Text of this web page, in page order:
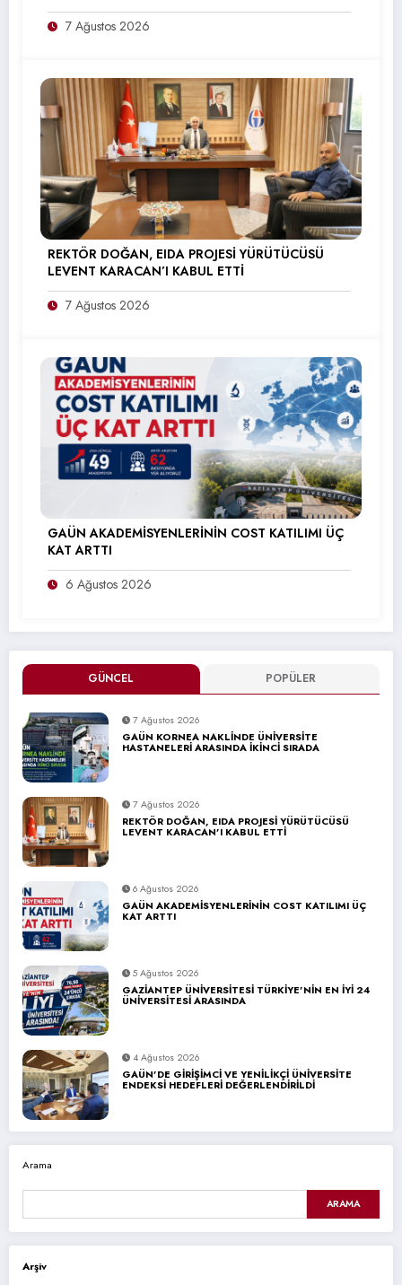
GÜNCEL POPÜLER
7 Ağustos 2026
GAÜN KORNEA NAKLİNDE ÜNİVERSİTE
HASTANELERİ ARASINDA İKİNCİ SIRADA
7 Ağustos 2026
REKTÖR DOĞAN, EIDA PROJESİ YÜRÜTÜCÜSÜ
LEVENT KARACAN’I KABUL ETTİ
6 Ağustos 2026
GAÜN AKADEMİSYENLERİNİN COST KATILIMI ÜÇ
KAT ARTTI
5 Ağustos 2026
GAZİANTEP ÜNİVERSİTESİ TÜRKİYE’NİN EN İYİ 24
ÜNİVERSİTESİ ARASINDA
4 Ağustos 2026
GAÜN’DE GİRİŞİMCİ VE YENİLİKÇİ ÜNİVERSİTE
ENDEKSİ HEDEFLERİ DEĞERLENDİRİLDİ
Arama
ARAMA
Arşiv
7 Ağustos 2026
REKTÖR DOĞAN, EIDA PROJESİ YÜRÜTÜCÜSÜ
LEVENT KARACAN’I KABUL ETTİ
7 Ağustos 2026
GAÜN AKADEMİSYENLERİNİN COST KATILIMI ÜÇ
KAT ARTTI
6 Ağustos 2026